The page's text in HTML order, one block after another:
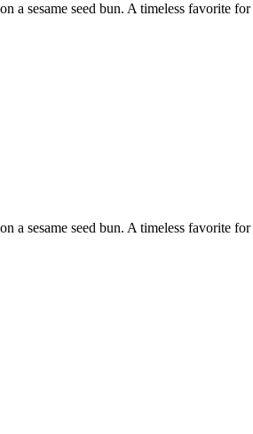
a sesame seed bun. A timeless favorite
a sesame seed bun. A timeless favorite